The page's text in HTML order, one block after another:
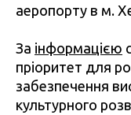
аеропорту в м.
За інформацією
пріоритет для
забезпечення
культурного